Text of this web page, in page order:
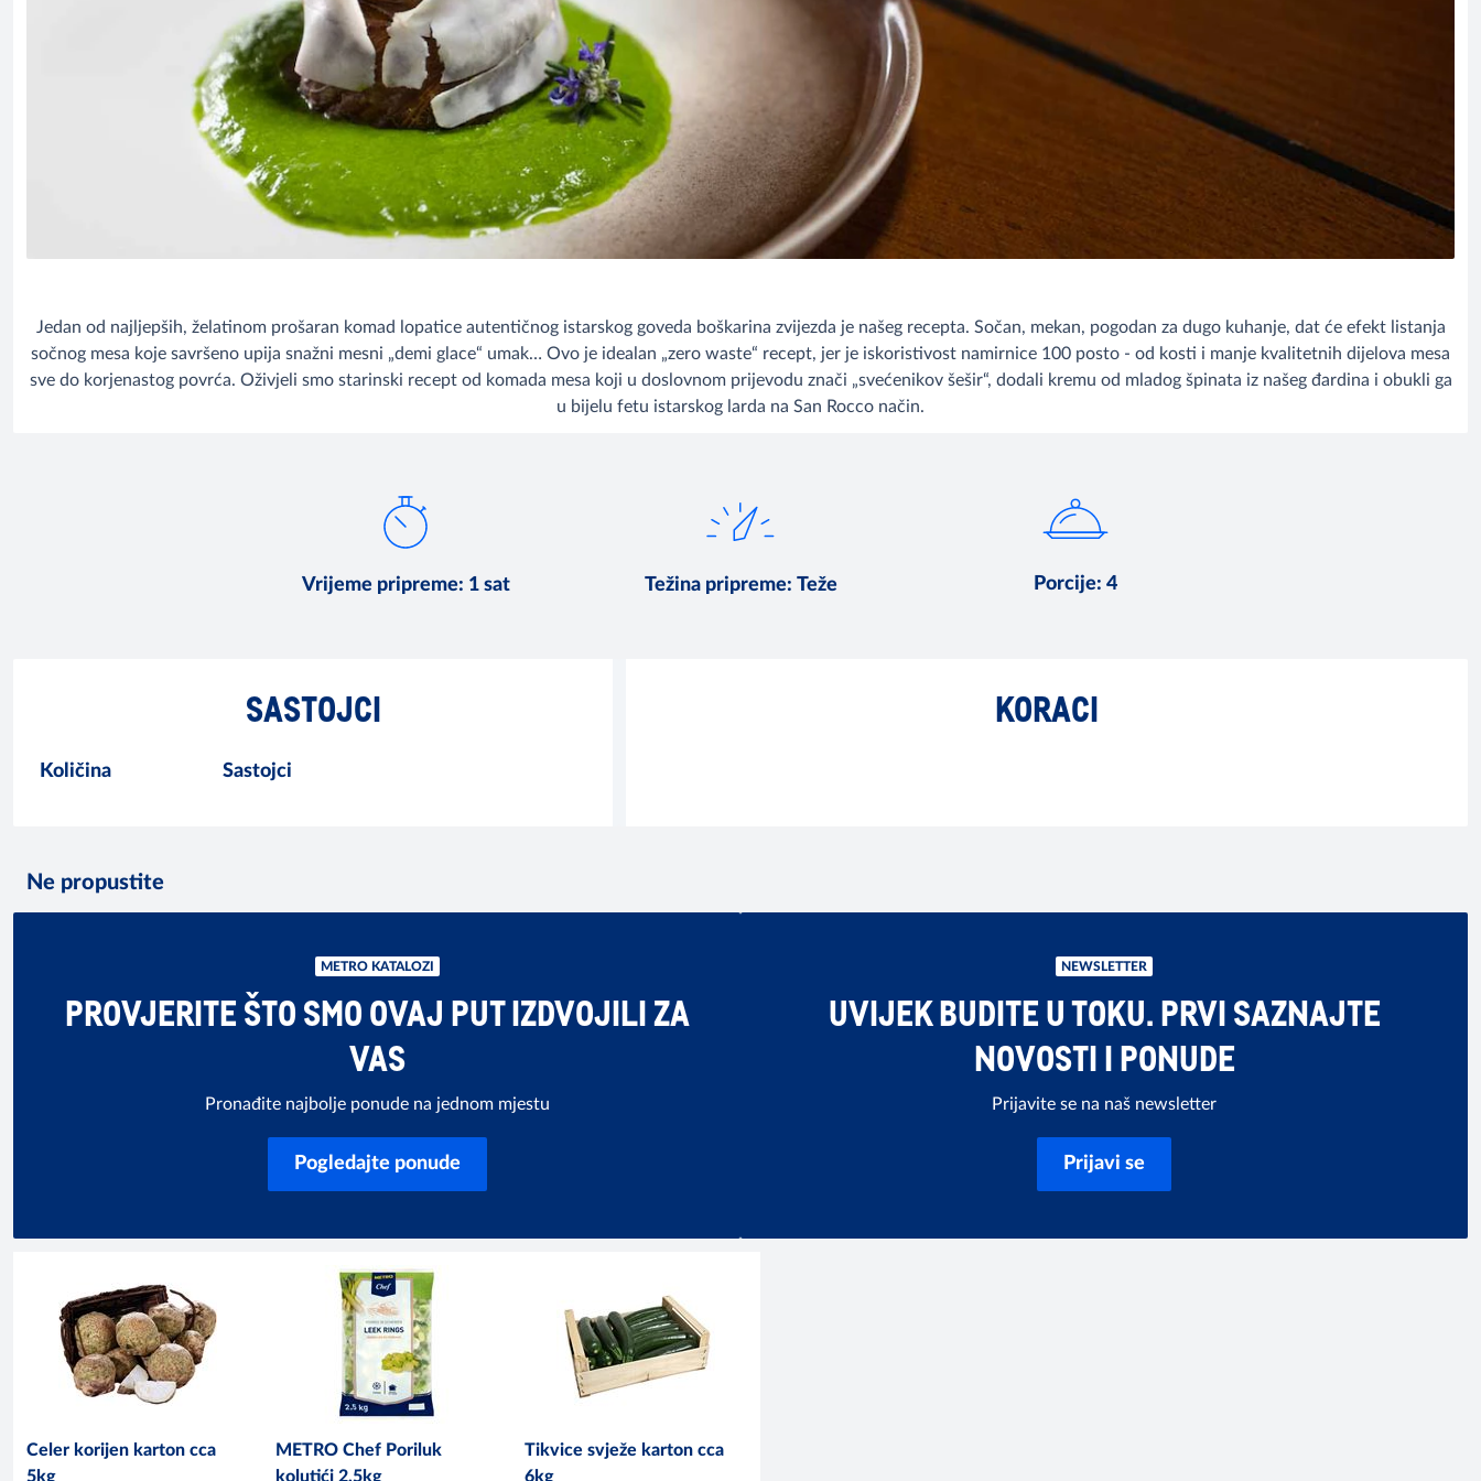
Jedan od najljepših, želatinom prošaran komad lopatice autentičnog istarskog goveda boškarina zvijezda je našeg recepta. Sočan, mekan, pogodan za dugo kuhanje, dat će efekt listanja
sočnog mesa koje savršeno upija snažni mesni „demi glace“ umak… Ovo je idealan „zero waste“ recept, jer je iskoristivost namirnice 100 posto - od kosti i manje kvalitetnih dijelova mesa
sve do korjenastog povrća. Oživjeli smo starinski recept od komada mesa koji u doslovnom prijevodu znači „svećenikov šešir“, dodali kremu od mladog špinata iz našeg đardina i obukli ga
u bijelu fetu istarskog larda na San Rocco način.
Vrijeme pripreme: 1 sat Težina pripreme: Teže Porcije: 4
SASTOJCI
Količina Sastojci
KORACI
Ne propustite
METRO KATALOZI
PROVJERITE ŠTO SMO OVAJ PUT IZDVOJILI ZA
VAS
Pronađite najbolje ponude na jednom mjestu
Pogledajte ponude
NEWSLETTER
UVIJEK BUDITE U TOKU. PRVI SAZNAJTE
NOVOSTI I PONUDE
Prijavite se na naš newsletter
Prijavi se
Celer korijen karton cca
5kg
METRO Chef Poriluk
kolutići 2,5kg
Tikvice svježe karton cca
6kg